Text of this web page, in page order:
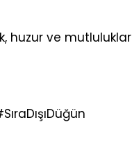
huzur ve mutluluklar